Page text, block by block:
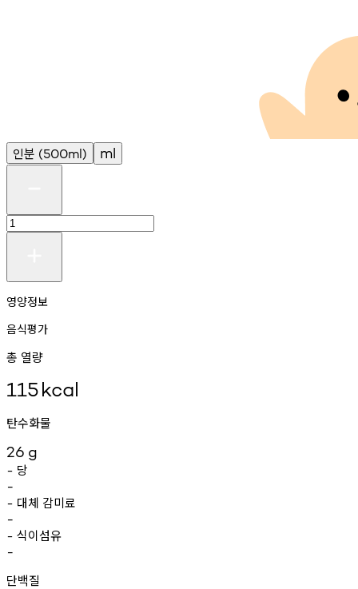
인분 (500ml) ml
영양정보
음식평가
총 열량
115kcal
탄수화물
26 g
- 당
-
- 대체 감미료
-
- 식이섬유
-
단백질